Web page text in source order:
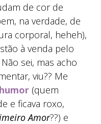
de cor de
na verdade, de
corporal, heheh),
à venda pelo
sei, mas acho
viu?? Me
(quem
e ficava roxo,
Amor??) e